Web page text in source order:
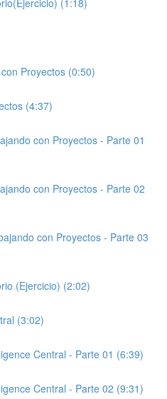
Proyectos (0:50)
(4:37)
con Proyectos - Parte 01
con Proyectos - Parte 02
con Proyectos - Parte 03
(Ejercicio) (2:02)
(3:02)
Central - Parte 01 (6:39)
Central - Parte 02 (9:31)